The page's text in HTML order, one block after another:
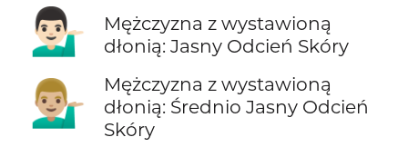
💁🏻‍♂️
Mężczyzna z wystawioną
dłonią: Jasny Odcień Skóry
💁🏼‍♂️
Mężczyzna z wystawioną
dłonią: Średnio Jasny Odcień
Skóry